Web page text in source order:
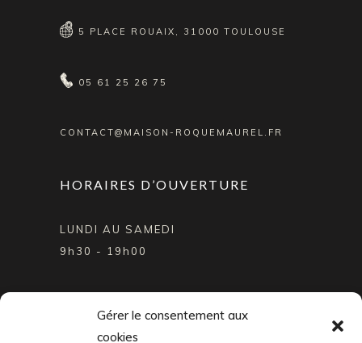
Gérer le consentement aux
cookies
5 PLACE ROUAIX, 31000 TOULOUSE
05 61 25 26 75
CONTACT@MAISON-ROQUEMAUREL.FR
HORAIRES D’OUVERTURE
LUNDI AU SAMEDI
9h30 - 19h00